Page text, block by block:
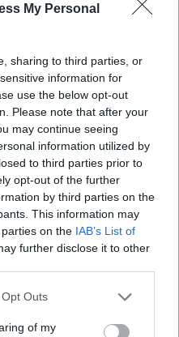
My Personal
sharing to third parties, or
information for
use the below opt-out
Please note that after your
may continue seeing
information utilized by
to third parties prior to
opt-out of the further
by third parties on the
This information may
on the IAB’s List of
further disclose it to other
uses one or more Google
You may click to
Outs
of my